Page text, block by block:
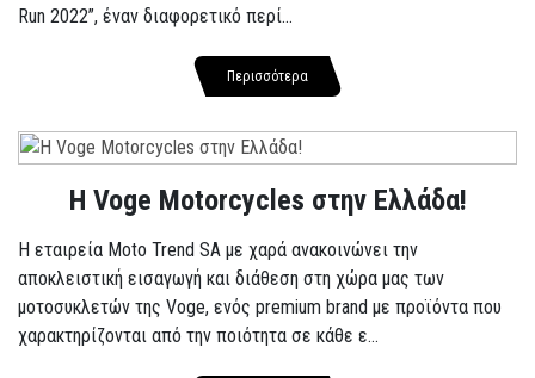
Run 2022”, έναν διαφορετικό περί...
Περισσότερα
H Voge Motorcycles στην Ελλάδα!
Η εταιρεία Moto Trend SA με χαρά ανακοινώνει την
αποκλειστική εισαγωγή και διάθεση στη χώρα μας των
μοτοσυκλετών της Voge, ενός premium brand με προϊόντα που
χαρακτηρίζονται από την ποιότητα σε κάθε ε...